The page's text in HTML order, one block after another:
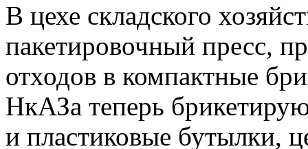
В цехе складского
пакетировочный пресс,
отходов в компактные
НкАЗа теперь
и пластиковые бутылки,